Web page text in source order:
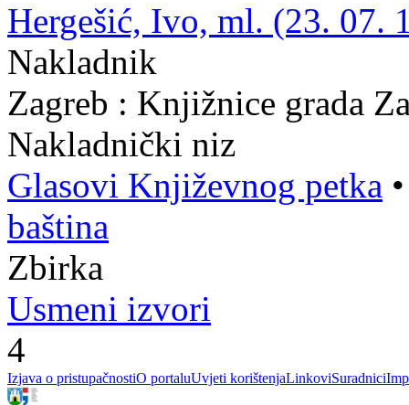
Hergešić, Ivo, ml. (23. 07.
Nakladnik
Zagreb : Knjižnice grada
Nakladnički niz
Glasovi Književnog petka
baština
Zbirka
Usmeni izvori
4
Izjava o pristupačnostiO portaluUvjeti korištenjaLinkoviSuradnici